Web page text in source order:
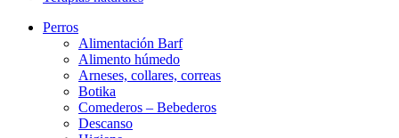
Perros
Alimentación Barf
Alimento húmedo
Arneses, collares, correas
Botika
Comederos – Bebederos
Descanso